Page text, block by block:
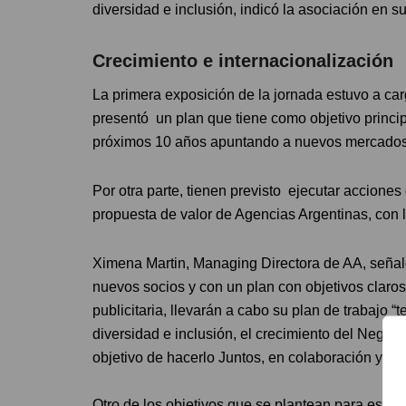
diversidad e inclusión, indicó la asociación en
Crecimiento e
La primera exposición de la jornada estuvo a
presentó un plan que tiene como objetivo
próximos 10 años apuntando a nuevos
Por otra parte, tienen previsto ejecutar
propuesta de valor de Agencias Argentinas,
Ximena Martin, Managing Directora de AA,
nuevos socios y con un plan con objetivos
publicitaria, llevarán a cabo su plan de trabajo
diversidad e inclusión, el crecimiento del
objetivo de hacerlo Juntos, en colaboración y